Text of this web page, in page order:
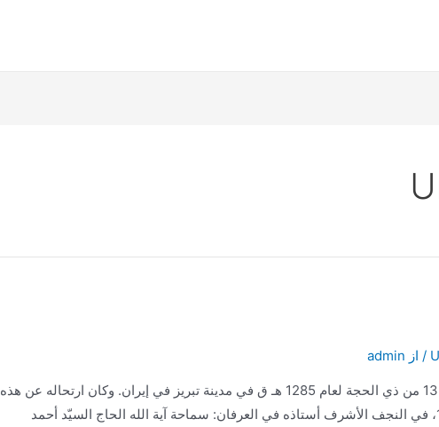
/ از admin
ولد السيد علي القاضي قدس سره يوم 13 من ذي الحجة لعام 1285 هـ ق في مدينة تبريز في إيران. وكان ارتحاله عن هذه
الدنيا الفانية في 6 ربیع ‌الأول لعام 1366، في النجف ‌الأشرف أستاذه في العرفان: سماحة آية ‌الله الحاج السيّد أحمد